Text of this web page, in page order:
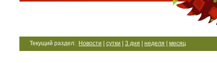
Текущий раздел: Новости сутки 3 дня неделя месяц